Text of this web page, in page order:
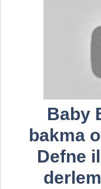
Baby
bakma
Defne